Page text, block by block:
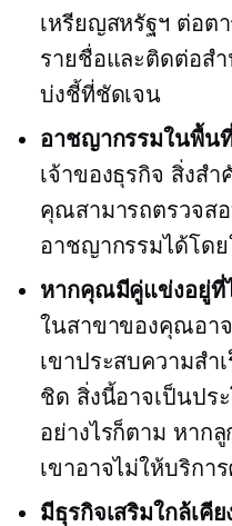
เหรียญสหรัฐฯ ต่อต
รายชื่อและติดต่อส
บ่งชี้ที่ชัดเจน
อาชญากรรมในพื้น
เจ้าของธุรกิจ สิ่งส
คุณสามารถตรวจสอ
อาชญากรรมได้โดย
หากคุณมีคู่แข่งอยู่ที่
ในสาขาของคุณอา
เขาประสบความสำ
ชิด สิ่งนี้อาจเป็นปร
อย่างไรก็ตาม หาก
เขาอาจไม่ให้บริกา
มีธุรกิจเสริมใกล้เคีย